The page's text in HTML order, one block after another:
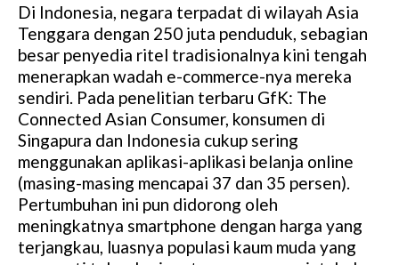
Di Indonesia, negara terpadat di wilayah Asia
Tenggara dengan 250 juta penduduk, sebagian
besar penyedia ritel tradisionalnya kini tengah
menerapkan wadah e-commerce-nya mereka
sendiri. Pada penelitian terbaru GfK: The
Connected Asian Consumer, konsumen di
Singapura dan Indonesia cukup sering
menggunakan aplikasi-aplikasi belanja online
(masing-masing mencapai 37 dan 35 persen).
Pertumbuhan ini pun didorong oleh
meningkatnya smartphone dengan harga yang
terjangkau, luasnya populasi kaum muda yang